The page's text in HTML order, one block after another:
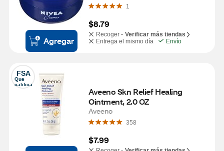
Agregar
1
$8.79
Recoger - Verificar más tiendas
Entrega el mismo día
Envío
FSA
Que
califica
Aveeno Skn Relief Healing
Ointment, 2.0 OZ
Aveeno
358
$7.99